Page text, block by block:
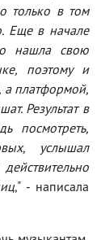
только в том
Еще в начале
нашла свою
поэтому и
платформой,
Результат в
посмотреть,
услышал
," - написала